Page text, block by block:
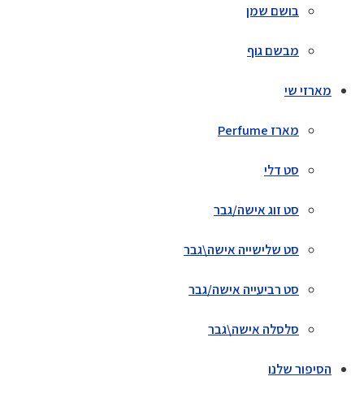
בושם שמן
מבשם גוף
מארזי שי
מארז Perfume
סט דלי
סט זוג אישה/גבר
סט שלישייה אישה\גבר
סט רביעייה אישה/גבר
סלסלה אישה\גבר
הסיפור שלנו